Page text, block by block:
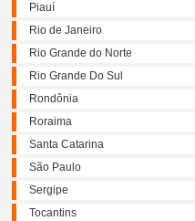
Piauí
Rio de Janeiro
Rio Grande do Norte
Rio Grande Do Sul
Rondônia
Roraima
Santa Catarina
São Paulo
Sergipe
Tocantins